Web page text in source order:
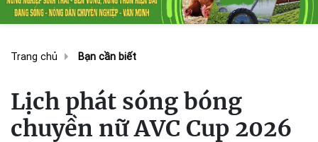
Trang chủ Bạn cần biết
Lịch phát sóng bóng
chuyền nữ AVC Cup 2026